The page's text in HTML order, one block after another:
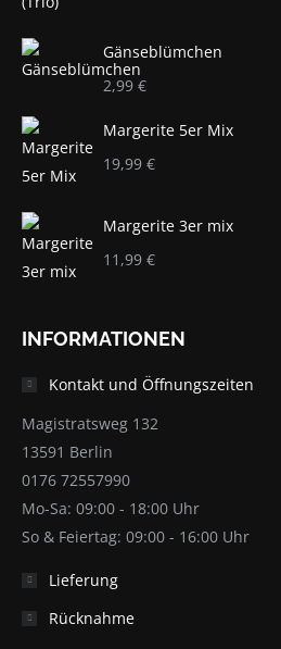
Gänseblümchen
2,99 €
Margerite 5er Mix
19,99 €
Margerite 3er mix
11,99 €
INFORMATIONEN
Kontakt und Öffnungszeiten
Magistratsweg 132
13591 Berlin
0176 72557990
Mo-Sa: 09:00 - 18:00 Uhr
So & Feiertag: 09:00 - 16:00 Uhr
Lieferung
Rücknahme